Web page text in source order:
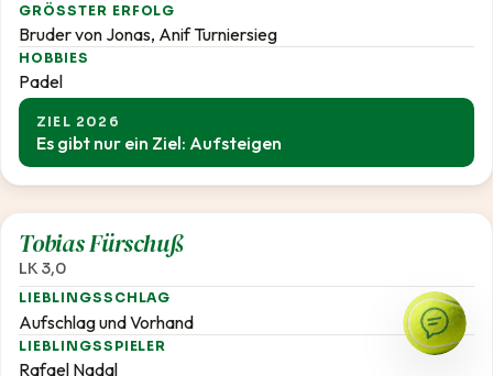
GRÖSSTER ERFOLG
Bruder von Jonas, Anif Turniersieg
HOBBIES
Padel
ZIEL 2026
Es gibt nur ein Ziel: Aufsteigen
Tobias Fürschuß
LK 3,0
LIEBLINGSSCHLAG
Aufschlag und Vorhand
LIEBLINGSSPIELER
Rafael Nadal